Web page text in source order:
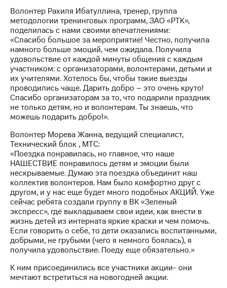
аудит
Рынок
акций
Описание
Программа
приобретения
Порядок
выкупа
акций
Дивиденды
Рынок
Описание
Еврооблигации-2023
Уведомление
о
погашении
именных
облигаций
Другое
Регистратор
Реквизиты
Контакты
развитие
деловая этика
На главную
Волонтер Рахиля Ибатуллина, тренер, группа
методологии тренинговых программ, ЗАО «РТК»,
поделилась с нами своими впечатлениями:
«Спасибо большое за мероприятие! Честно, получила
намного больше эмоций, чем ожидала. Получила
удовольствие от каждой минуты общения с каждым
участником: с организаторами, волонтерами, детьми и
их учителями. Хотелось бы, чтобы такие выезды
проводились чаще. Дарить добро – это очень круто!
Спасибо организаторам за то, что подарили праздник
не только детям, но и волонтерам. Ты знаешь, что
можешь подарить добро!».
Волонтер Морева Жанна, ведущий специалист,
Технический блок , МТС:
«Поездка понравилась, но главное, что наше
НАШЕСТВИЕ понравилось детям и эмоции были
нескрываемые. Думаю эта поездка объединит наш
коллектив волонтеров. Нам было комфортно друг с
другом, и у нас еще будет много подобных АКЦИЙ. Уже
сейчас ребята создали группу в ВК «Зеленый
экспресс», где выкладываем свои идеи, как внести в
жизнь детей из интерната яркие краски и чем помочь.
Если говорить о себе, то дети оказались воспитанными,
добрыми, не грубыми (чего я немного боялась), я
получила удовольствие. Поеду еще обязательно.»
К ним присоединились все участники акции- они
мечтают встретиться на новогодней акции.